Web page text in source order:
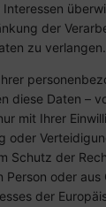
der
zu verlangen.
diese Daten –
mit Ihrer
oder
Schutz der
oder aus
der